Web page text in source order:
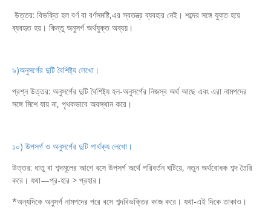
উত্তর: বিভক্তি হল বর্ণ বা বর্ণসমষ্টি,এর স্বতন্ত্র ব্যবহার নেই। শব্দের সঙ্গে যুক্ত হয়ে
ব্যবহৃত হয়। কিন্তু অনুসর্গ অর্থযুক্ত অব্যয়।
৯)অনুসর্গের দুটি বৈশিষ্ট্য লেখো।
প্রশ্ন উত্তর: অনুসর্গের দুটি বৈশিষ্ট্য হল-অনুসর্গের নিজস্ব অর্থ আছে এবং এরা নামপদের
সঙ্গে মিশে যায় না, পৃথকভাবে অবস্থান করে।
১০) উপসর্গ ও অনুসর্গের দুটি পার্থক্য লেখো।
উত্তর: ধাতু বা শব্দমূলের আগে বসে উপসর্গ অর্থে পরিবর্তন ঘটিয়ে, নতুন অর্থবোধক শব্দ তৈরি
করে। যথা—প্র-হার > প্রহার।
*অন্যদিকে অনুসর্গ নামপদের পরে বসে শব্দবিভক্তির কাজ করে। যথা-এই দিকে তাকাও।